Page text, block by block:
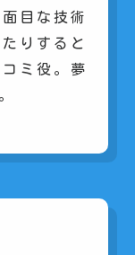
目な技術
りすると
ミ役。夢